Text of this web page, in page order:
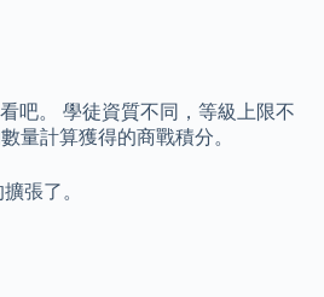
吧。 學徒資質不同，等級上限不
量計算獲得的商戰積分。
張了。